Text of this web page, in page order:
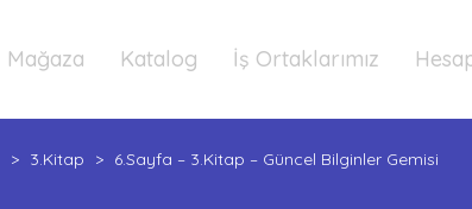
Mağaza Katalog İş Ortaklarımız
> 3.Kitap > 6.Sayfa – 3.Kitap – Güncel Bilginler Gemisi